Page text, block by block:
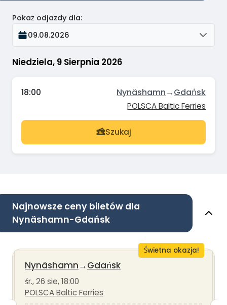
Niedziela, 9 Sierpnia 2026
Pokaż odjazdy dla:
09.08.2026
18:00 Nynäshamn→Gdańsk
POLSCA Baltic Ferries
Szukaj
Najnowsze ceny biletów dla
Nynäshamn-Gdańsk
Świetna okazja!
Nynäshamn→Gdańsk
śr., 26 sie, 18:00
POLSCA Baltic Ferries